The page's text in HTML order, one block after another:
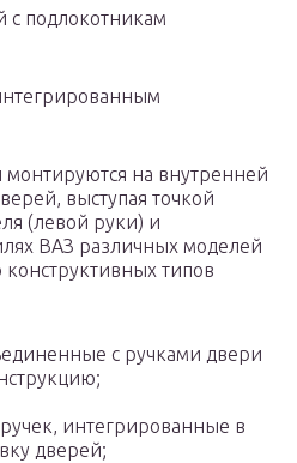
с подлокотникам
на внутренней
выступая точкой
(левой руки) и
ВАЗ различных моделей
конструктивных типов
с ручками двери
интегрированные в
дверей;